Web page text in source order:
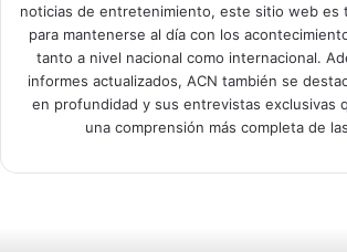
noticias de entretenimiento, este sitio web es
para mantenerse al día con los
tanto a nivel nacional como internacional.
informes actualizados, ACN también se
en profundidad y sus entrevistas exclusivas
una comprensión más completa de